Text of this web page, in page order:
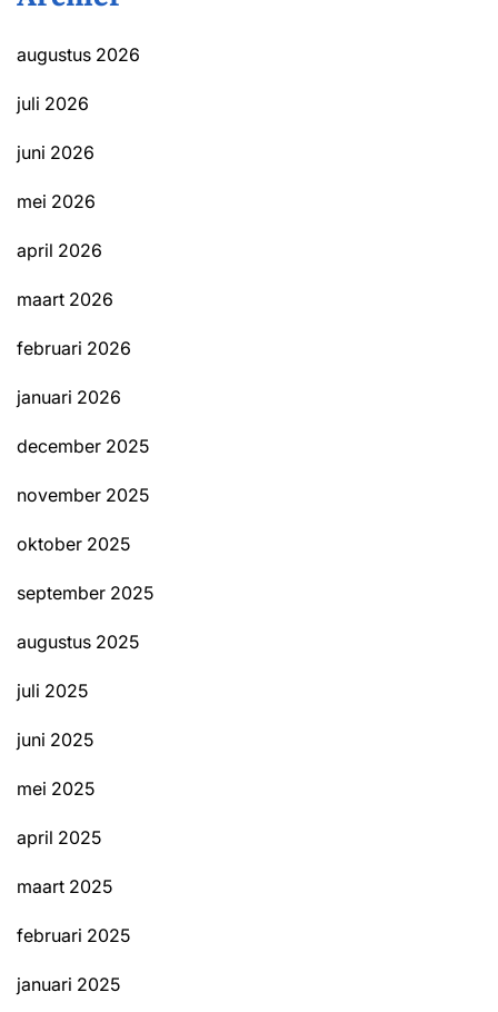
augustus 2026
juli 2026
juni 2026
mei 2026
april 2026
maart 2026
februari 2026
januari 2026
december 2025
november 2025
oktober 2025
september 2025
augustus 2025
juli 2025
juni 2025
mei 2025
april 2025
maart 2025
februari 2025
januari 2025